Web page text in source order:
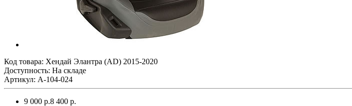
Код товара: Хендай Элантра (AD) 2015-2020
Доступность: На складе
Артикул: A-104-024
9 000 р.8 400 р.